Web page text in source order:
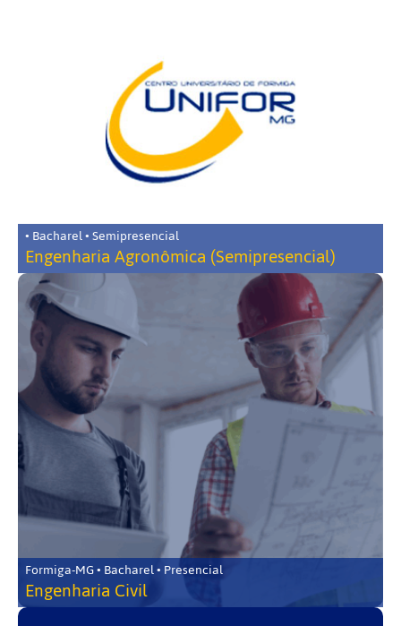
• Bacharel • Semipresencial
Engenharia Agronômica (Semipresencial)
Formiga-MG • Bacharel • Presencial
Engenharia Civil